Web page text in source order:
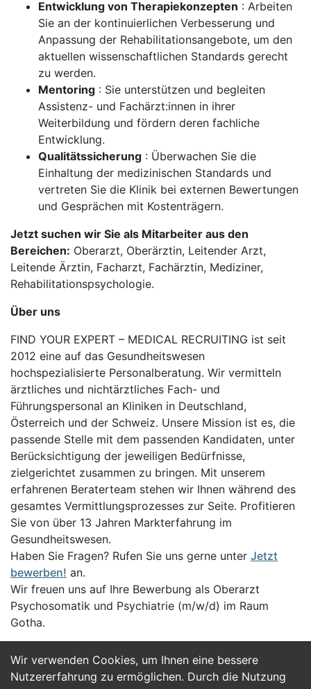
Wir verwenden Cookies, um Ihnen eine bessere
Nutzererfahrung zu ermöglichen. Durch die Nutzung
Entwicklung von Therapiekonzepten : Arbeiten
Sie an der kontinuierlichen Verbesserung und
Anpassung der Rehabilitationsangebote, um den
aktuellen wissenschaftlichen Standards gerecht
zu werden.
Mentoring : Sie unterstützen und begleiten
Assistenz- und Fachärzt:innen in ihrer
Weiterbildung und fördern deren fachliche
Entwicklung.
Qualitätssicherung : Überwachen Sie die
Einhaltung der medizinischen Standards und
vertreten Sie die Klinik bei externen Bewertungen
und Gesprächen mit Kostenträgern.
Jetzt suchen wir Sie als Mitarbeiter aus den
Bereichen: Oberarzt, Oberärztin, Leitender Arzt,
Leitende Ärztin, Facharzt, Fachärztin, Mediziner,
Rehabilitationspsychologie.
Über uns
FIND YOUR EXPERT – MEDICAL RECRUITING ist seit
2012 eine auf das Gesundheitswesen
hochspezialisierte Personalberatung. Wir vermitteln
ärztliches und nichtärztliches Fach- und
Führungspersonal an Kliniken in Deutschland,
Österreich und der Schweiz. Unsere Mission ist es, die
passende Stelle mit dem passenden Kandidaten, unter
Berücksichtigung der jeweiligen Bedürfnisse,
zielgerichtet zusammen zu bringen. Mit unserem
erfahrenen Beraterteam stehen wir Ihnen während des
gesamtes Vermittlungsprozesses zur Seite. Profitieren
Sie von über 13 Jahren Markterfahrung im
Gesundheitswesen.
Haben Sie Fragen? Rufen Sie uns gerne unter Jetzt
bewerben! an.
Wir freuen uns auf Ihre Bewerbung als Oberarzt
Psychosomatik und Psychiatrie (m/w/d) im Raum
Gotha.
Jetzt Bewerben